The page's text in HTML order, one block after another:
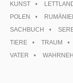
KUNST
POLEN
SACHBUCH
TIERE
TRAUM
VATER